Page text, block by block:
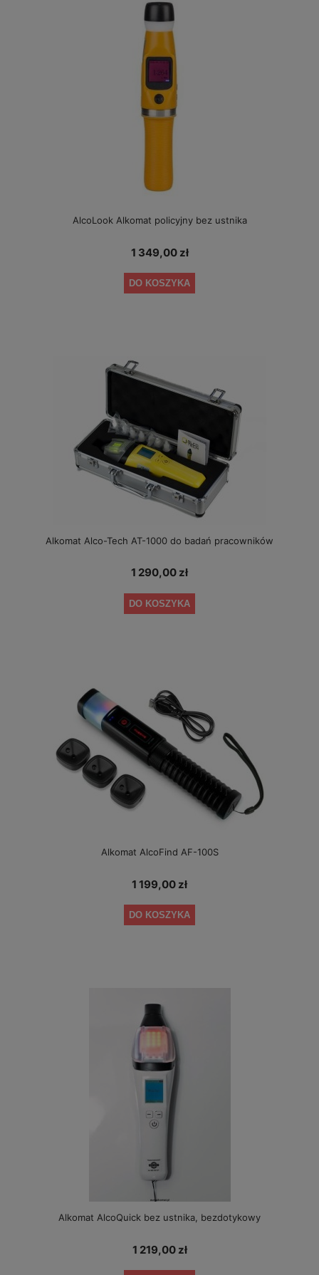
AlcoLook Alkomat policyjny bez ustnika
1 349,00 zł
DO KOSZYKA
Alkomat Alco-Tech AT-1000 do badań pracowników
1 290,00 zł
DO KOSZYKA
Alkomat AlcoFind AF-100S
1 199,00 zł
DO KOSZYKA
Alkomat AlcoQuick bez ustnika, bezdotykowy
1 219,00 zł